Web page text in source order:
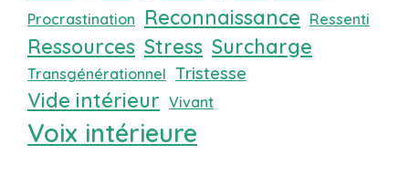
Procrastination Reconnaissance Ressenti
Ressources Stress Surcharge
Transgénérationnel Tristesse
Vide intérieur Vivant
Voix intérieure